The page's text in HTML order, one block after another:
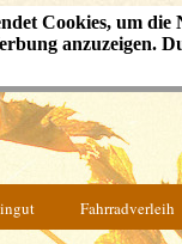
Cookies, um
anzuzeigen.
Fahrradverleih